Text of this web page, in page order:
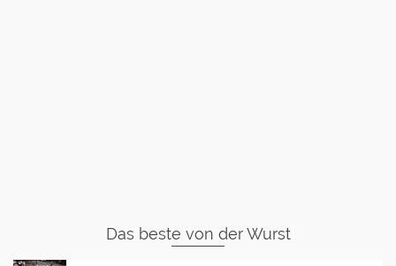
Das beste von der Wurst